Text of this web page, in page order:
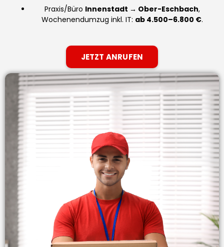
Praxis/Büro Innenstadt → Ober-Eschbach,
Wochenendumzug inkl. IT: ab 4.500–6.800 €.
JETZT ANRUFEN